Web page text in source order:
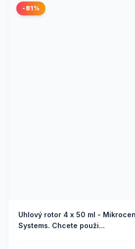
-81%
Uhlový rotor 4 x 50 ml -
Systems. Chcete použi...